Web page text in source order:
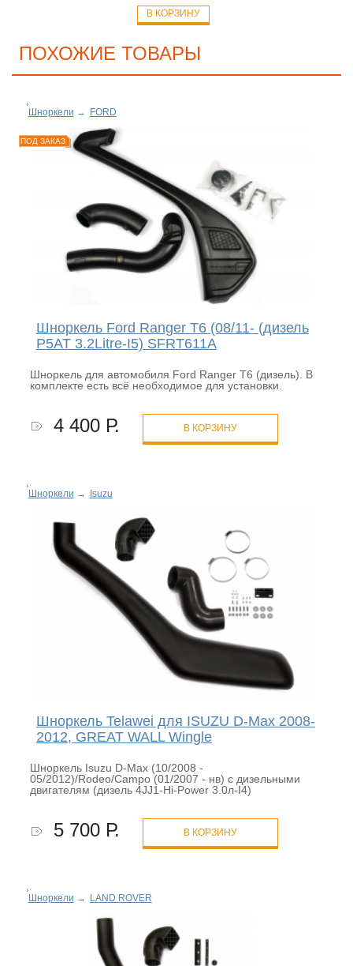
В КОРЗИНУ
ПОХОЖИЕ ТОВАРЫ
Шноркели → FORD
ПОД ЗАКАЗ
Шноркель Ford Ranger T6 (08/11- (дизель
P5AT 3.2Litre-I5) SFRT611A
Шноркель для автомобиля Ford Ranger T6 (дизель). В
комплекте есть всё необходимое для установки.
4 400 Р. В КОРЗИНУ
Шноркели → Isuzu
Шноркель Telawei для ISUZU D-Max 2008-
2012, GREAT WALL Wingle
Шноркель Isuzu D-Max (10/2008 -
05/2012)/Rodeo/Campo (01/2007 - нв) с дизельными
двигателям (дизель 4JJ1-Hi-Power 3.0л-I4)
5 700 Р. В КОРЗИНУ
Шноркели → LAND ROVER